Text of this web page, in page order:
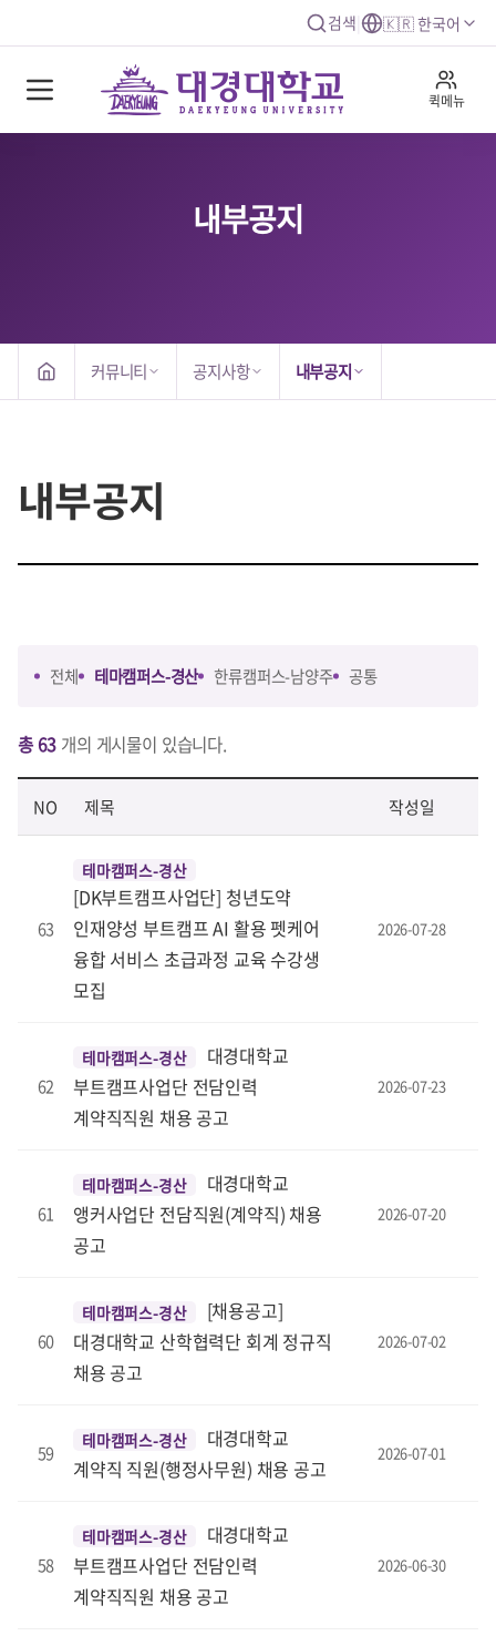
검색 🇰🇷 한국어
퀵메뉴
내부공지
커뮤니티 공지사항 내부공지
내부공지
전체 테마캠퍼스-경산 한류캠퍼스-남양주 공통
총 63 개의 게시물이 있습니다.
NO 제목 작성일
63
테마캠퍼스-경산
[DK부트캠프사업단] 청년도약
인재양성 부트캠프 AI 활용 펫케어
융합 서비스 초급과정 교육 수강생
모집
2026-07-28
62
테마캠퍼스-경산
대경대학교
부트캠프사업단 전담인력
계약직직원 채용 공고
2026-07-23
61
테마캠퍼스-경산
대경대학교
앵커사업단 전담직원(계약직) 채용
공고
2026-07-20
60
테마캠퍼스-경산
[채용공고]
대경대학교 산학협력단 회계 정규직
채용 공고
2026-07-02
59
테마캠퍼스-경산
대경대학교
계약직 직원(행정사무원) 채용 공고
2026-07-01
58
테마캠퍼스-경산
대경대학교
부트캠프사업단 전담인력
계약직직원 채용 공고
2026-06-30